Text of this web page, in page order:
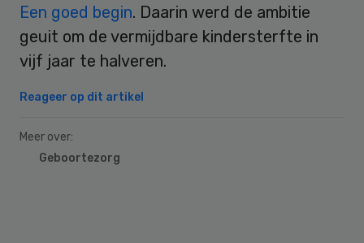
Een goed begin. Daarin werd de ambitie
geuit om de vermijdbare kindersterfte in
vijf jaar te halveren.
Reageer op dit artikel
Meer over:
Geboortezorg